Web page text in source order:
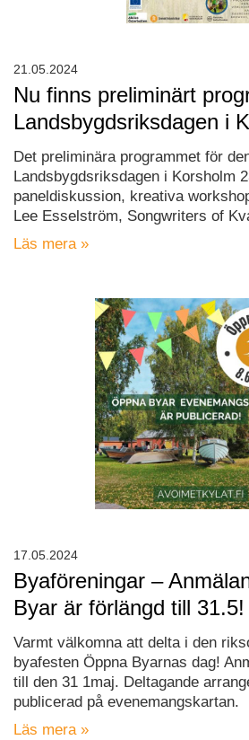
Nu finns preliminärt
Landsbygdsriksdagen i
Det preliminära programmet för
Landsbygdsriksdagen i Korsholm
paneldiskussion, kreativa
Lee Esselström, Songwriters of
Läs mera »
21.05.2024
Byaföreningar –
Byar är förlängd till 31.5!
Varmt välkomna att delta i den
byafesten Öppna Byarnas dag!
till den 31 1maj. Deltagande
publicerad på evenemangskartan.
Läs mera »
17.05.2024